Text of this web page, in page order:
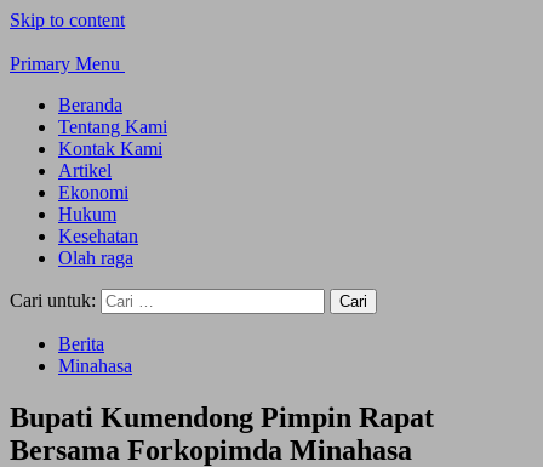
Skip to content
Primary Menu
Beranda
Tentang Kami
Kontak Kami
Artikel
Ekonomi
Hukum
Kesehatan
Olah raga
Cari untuk:
Berita
Minahasa
Bupati Kumendong Pimpin Rapat
Bersama Forkopimda Minahasa